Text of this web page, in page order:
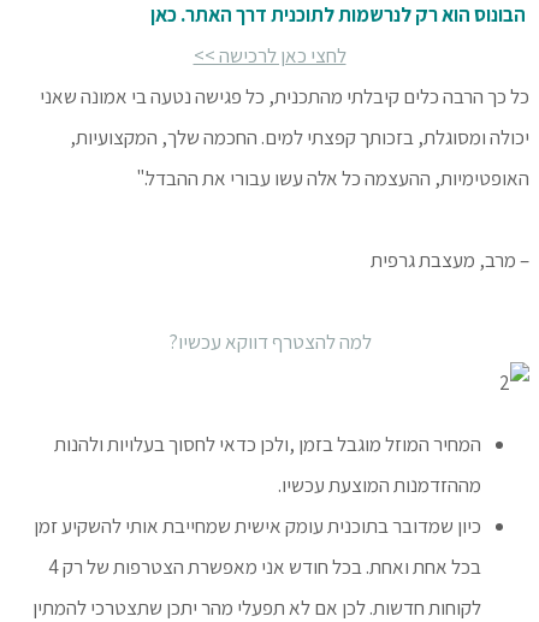
הבונוס הוא רק לנרשמות לתוכנית דרך האתר. כאן
לחצי כאן לרכישה >>
כל כך הרבה כלים קיבלתי מהתכנית, כל פגישה נטעה בי אמונה שאני
יכולה ומסוגלת, בזכותך קפצתי למים. החכמה שלך, המקצועיות,
האופטימיות, ההעצמה כל אלה עשו עבורי את ההבדל."
– מרב, מעצבת גרפית
למה להצטרף דווקא עכשיו?
המחיר המוזל מוגבל בזמן ,ולכן כדאי לחסוך בעלויות ולהנות
מההזדמנות המוצעת עכשיו.
כיון שמדובר בתוכנית עומק אישית שמחייבת אותי להשקיע זמן
בכל אחת ואחת. בכל חודש אני מאפשרת הצטרפות של רק 4
לקוחות חדשות. לכן אם לא תפעלי מהר יתכן שתצטרכי להמתין